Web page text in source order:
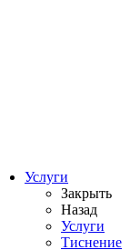
Услуги
Закрыть
Назад
Услуги
Тиснение